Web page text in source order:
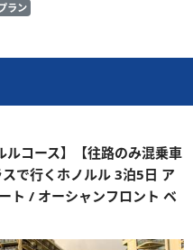
ラン
ルコース】【往路のみ混乗車
で行くホノルル 3泊5日 ア
ト / オーシャンフロント ベ